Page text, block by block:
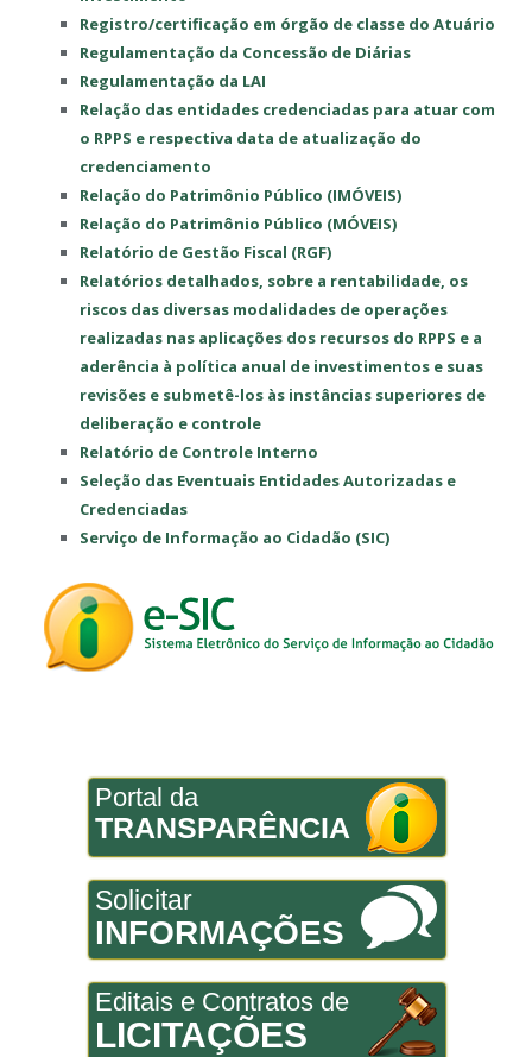
Registro/certificação em órgão de classe do Atuário
Regulamentação da Concessão de Diárias
Regulamentação da LAI
Relação das entidades credenciadas para atuar com
o RPPS e respectiva data de atualização do
credenciamento
Relação do Patrimônio Público (IMÓVEIS)
Relação do Patrimônio Público (MÓVEIS)
Relatório de Gestão Fiscal (RGF)
Relatórios detalhados, sobre a rentabilidade, os
riscos das diversas modalidades de operações
realizadas nas aplicações dos recursos do RPPS e a
aderência à política anual de investimentos e suas
revisões e submetê-los às instâncias superiores de
deliberação e controle
Relatório de Controle Interno
Seleção das Eventuais Entidades Autorizadas e
Credenciadas
Serviço de Informação ao Cidadão (SIC)
Portal da
TRANSPARÊNCIA
Solicitar
INFORMAÇÕES
Editais e Contratos de
LICITAÇÕES